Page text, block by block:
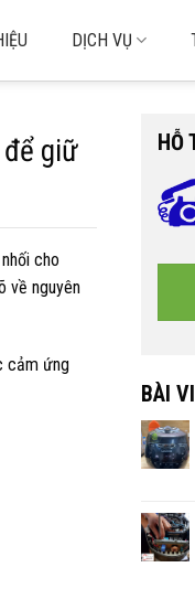
DỊCH VỤ
giữ
cho
về nguyên
cảm ứng
HỖ
BÀI